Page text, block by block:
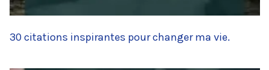
30 citations inspirantes pour changer ma vie.